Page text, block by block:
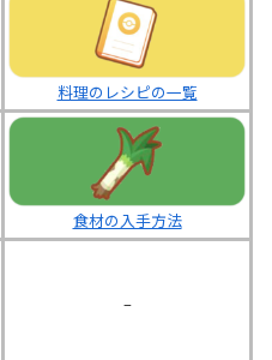
料理のレシピの一覧
食材の入手方法
–